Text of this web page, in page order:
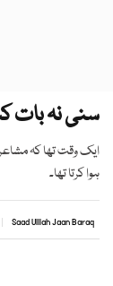
سنی نہ بات
ایک وقت تھا کہ
ہوا کرتا تھا۔
Saad Ulllah Jaan Baraq